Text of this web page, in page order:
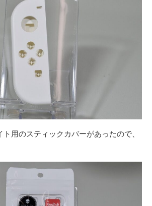
用のスティックカバーがあったので、